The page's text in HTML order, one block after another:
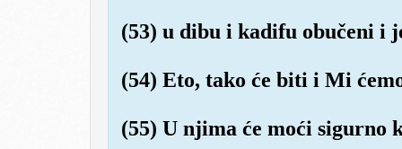
(53) u dibu i kadifu obučeni i
(54) Eto, tako će biti i Mi
(55) U njima će moći sigurno